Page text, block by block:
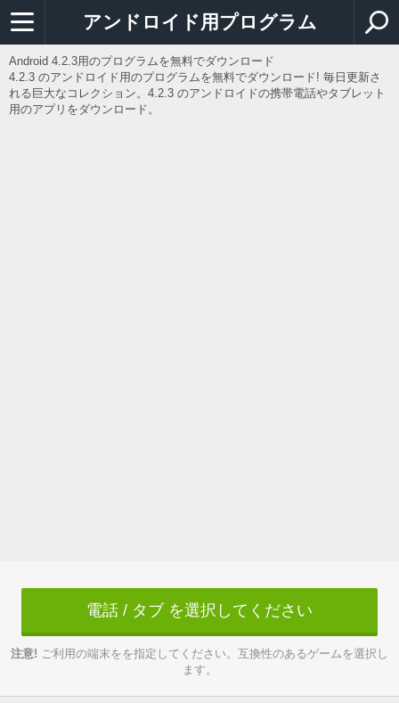
アンドロイド用プログラム
Android 4.2.3用のプログラムを無料でダウンロード
4.2.3 のアンドロイド用のプログラムを無料でダウンロード! 毎日更新さ
れる巨大なコレクション。4.2.3 のアンドロイドの携帯電話やタブレット
用のアプリをダウンロード。
電話 / タブ を選択してください
注意! ご利用の端末をを指定してください。互換性のあるゲームを選択し
ます。